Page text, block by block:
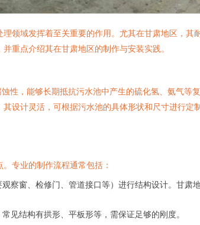
领域发挥着至关重要的作用。尤其在甘肃地区，
重点介绍其在甘肃地区的制作与安装实践。
性，能够长期抵抗污水池中产生的硫化氢、氨气等
设计灵活，可根据污水池的具体形状和尺寸进行
专业的制作流程通常包括：
察窗、检修门、管道接口等）进行结构设计。甘
见结构有拱形、平板形等，需保证足够的刚度。